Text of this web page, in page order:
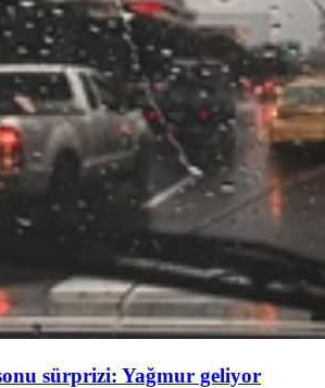
sürprizi: Yağmur geliyor